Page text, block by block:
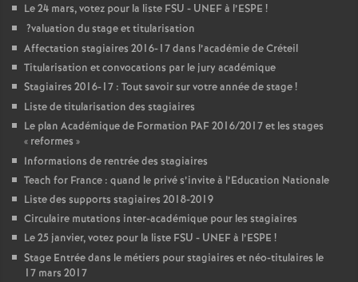
Le 24 mars, votez pour la liste FSU - UNEFà l’ESPE !
?valuation du stage et titularisation
Affectation stagiaires 2016-17 dans l’académie de Créteil
Titularisation et convocations par le jury académique
Stagiaires 2016-17 : Tout savoir sur votre année de stage!
Liste de titularisation des stagiaires
Le plan Académique de Formation PAF2016/2017 et les stages
« reformes »
Informations de rentrée des stagiaires
Teach for France : quand le privé s’invite à l’Education Nationale
Liste des supports stagiaires 2018-2019
Circulaire mutations inter-académique pour les stagiaires
Le 25 janvier, votez pour la liste FSU - UNEFà l’ESPE !
Stage Entrée dans le métiers pour stagiaires et néo-titulaires le
17 mars 2017